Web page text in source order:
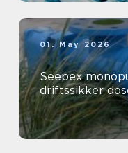
01. May 2026
Seepex
driftssikker